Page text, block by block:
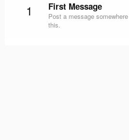
1 First Message
Post a message
this.